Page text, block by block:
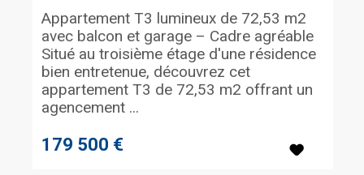
179 500 €
Appartement T3 lumineux de 72,53 m2
avec balcon et garage – Cadre agréable
Situé au troisième étage d'une résidence
bien entretenue, découvrez cet
appartement T3 de 72,53 m2 offrant un
agencement ...